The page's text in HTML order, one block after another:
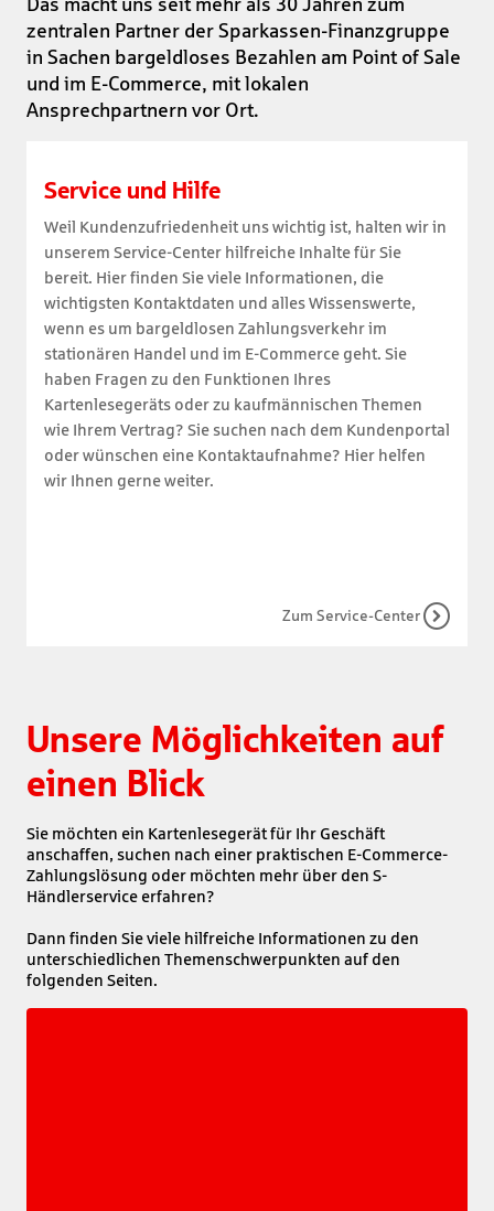
zentralen Partner der Sparkassen-Finanzgruppe
in Sachen bargeldloses Bezahlen am Point of Sale
und im E-Commerce, mit lokalen
Ansprechpartnern vor Ort.
Service und Hilfe
Weil Kundenzufriedenheit uns wichtig ist, halten wir in
unserem Service-Center hilfreiche Inhalte für Sie
bereit. Hier finden Sie viele Informationen, die
wichtigsten Kontaktdaten und alles Wissenswerte,
wenn es um bargeldlosen Zahlungsverkehr im
stationären Handel und im E-Commerce geht. Sie
haben Fragen zu den Funktionen Ihres
Kartenlesegeräts oder zu kaufmännischen Themen
wie Ihrem Vertrag? Sie suchen nach dem Kundenportal
oder wünschen eine Kontaktaufnahme? Hier helfen
wir Ihnen gerne weiter.
Zum Service-Center
Unsere Möglichkeiten auf
einen Blick
Sie möchten ein Kartenlesegerät für Ihr Geschäft
anschaffen, suchen nach einer praktischen E-Commerce-
Zahlungslösung oder möchten mehr über den S-
Händlerservice erfahren?
Dann finden Sie viele hilfreiche Informationen zu den
unterschiedlichen Themenschwerpunkten auf den
folgenden Seiten.